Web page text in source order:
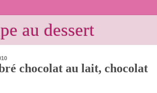
au dessert
chocolat au lait, chocolat